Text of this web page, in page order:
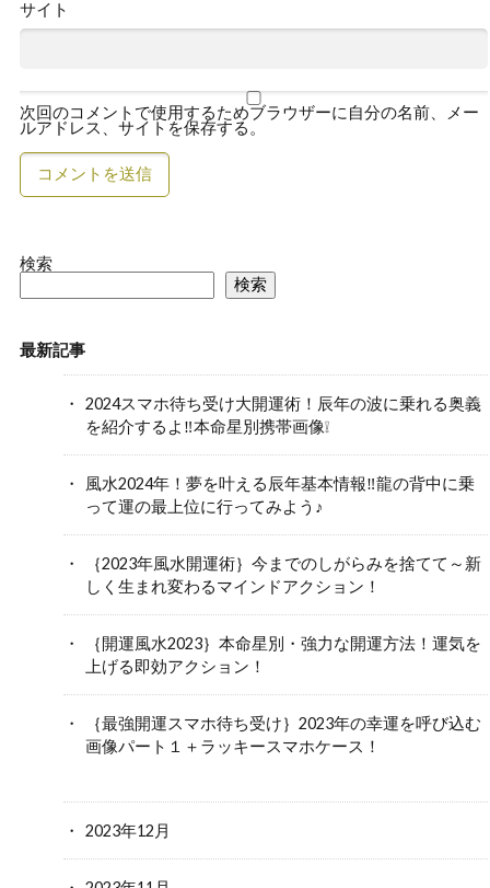
サイト
次回のコメントで使用するためブラウザーに自分の名前、メー
ルアドレス、サイトを保存する。
検索
検索
最新記事
2024スマホ待ち受け大開運術！辰年の波に乗れる奥義
を紹介するよ‼本命星別携帯画像❕
風水2024年！夢を叶える辰年基本情報‼龍の背中に乗
って運の最上位に行ってみよう♪
｛2023年風水開運術｝今までのしがらみを捨てて～新
しく生まれ変わるマインドアクション！
｛開運風水2023｝本命星別・強力な開運方法！運気を
上げる即効アクション！
｛最強開運スマホ待ち受け｝2023年の幸運を呼び込む
画像パート１＋ラッキースマホケース！
2023年12月